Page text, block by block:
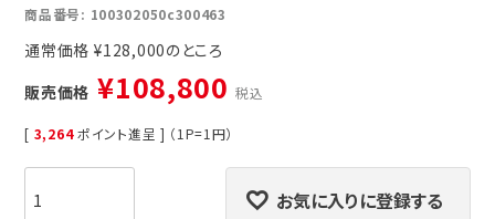
商品番号 100302050c300463
通常価格 ¥128,000
販売価格 ¥108,800 税込
[ 3,264 ポイント進呈 ] （1P=1円）
お気に入りに登録する